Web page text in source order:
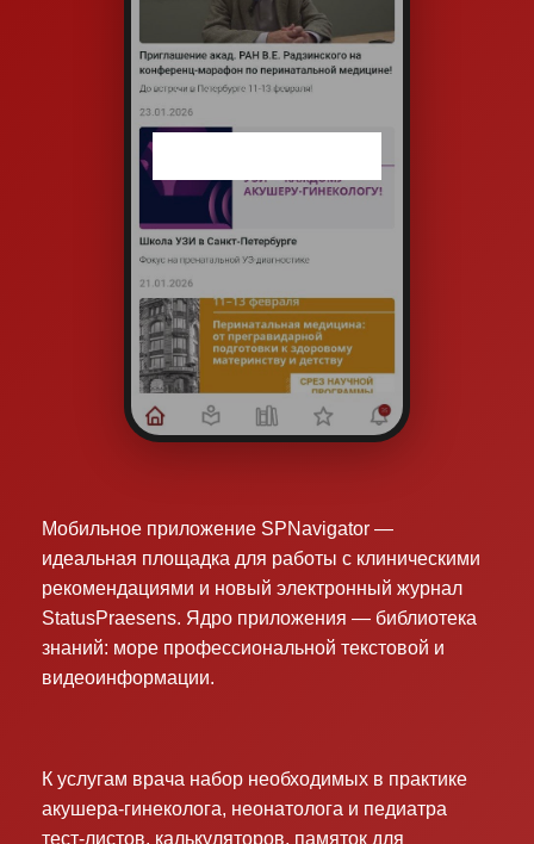
Мобильное приложение SPNavigator —
идеальная площадка для работы с клиническими
рекомендациями и новый электронный журнал
StatusPraesens. Ядро приложения — библиотека
знаний: море профессиональной текстовой и
видеоинформации.
К услугам врача набор необходимых в практике
акушера-гинеколога, неонатолога и педиатра
тест-листов, калькуляторов, памяток для